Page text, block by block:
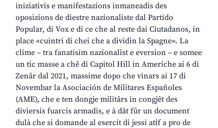
iniziativis e manifestazions inmaneadis des
oposizions de diestre nazionaliste dal Partido
Popular, di Vox e di ce che al reste dai Ciutadanos, in
place «cuintri di chei che a dividin la Spagne». La
clime – tra fanatisim nazionalist e eversion – e somee
un tic masse a chê di Capitol Hill in Americhe ai 6 di
Zenâr dal 2021, massime dopo che vinars ai 17 di
Novembar la Asociación de Militares Españoles
(AME), che e ten dongje militârs in congjêt des
diviersis fuarcis armadis, e à dât fûr un document
dulà che si domande al esercit di jessi atîf a pro de